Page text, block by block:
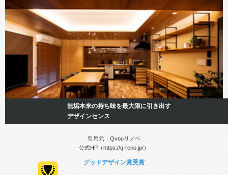
無垢本来の持ち味を最大限に引き出す
デザインセンス
引用元：Qvouリノベ
公式HP（https://q-reno.jp/）
グッドデザイン賞受賞